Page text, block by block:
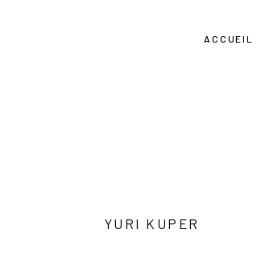
ACCUEIL
YURI KUPER